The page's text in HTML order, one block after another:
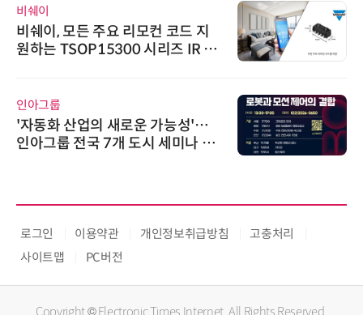
비쉐이
비쉐이, 모든 주요 리모컨 코드 지
원하는 TSOP15300 시리즈 IR 수
인아그룹
'자동화 산업의 새로운 가능성'…
인아그룹 전국 7개 도시 세미나 페
로그인 이용약관 개인정보취급방침
고충처리
사이트맵
PC버전
Copyright © Electronic Times Internet. All Rights Reserved.